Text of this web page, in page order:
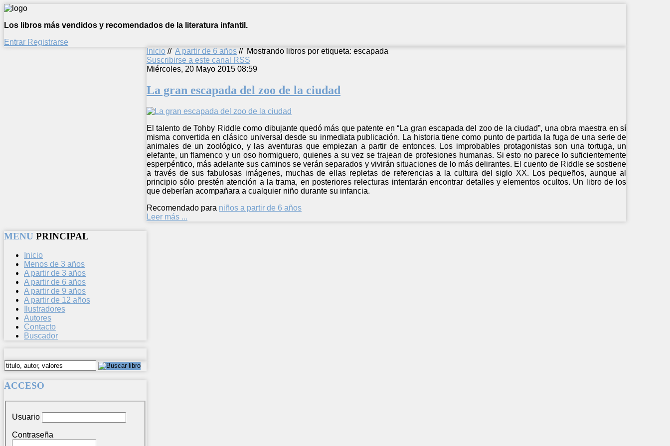
Los libros más vendidos y recomendados de la literatura infantil.
Entrar Registrarse
Inicio // A partir de 6 años // Mostrando libros por etiqueta: escapada
Suscribirse a este canal RSS
Miércoles, 20 Mayo 2015 08:59
La gran escapada del zoo de la ciudad
El talento de Tohby Riddle como dibujante quedó más que patente en “La gran escapada del zoo de la ciudad”, una obra maestra en sí
misma convertida en clásico universal desde su inmediata publicación. La historia tiene como punto de partida la fuga de una serie de
animales de un zoológico, y las aventuras que empiezan a partir de entonces. Los improbables protagonistas son una tortuga, un
elefante, un flamenco y un oso hormiguero, quienes a su vez se trajean de profesiones humanas. Si esto no parece lo suficientemente
esperpéntico, más adelante sus caminos se verán separados y vivirán situaciones de lo más delirantes. El cuento de Riddle se sostiene
a través de sus fabulosas imágenes, muchas de ellas repletas de referencias a la cultura del siglo XX. Los pequeños, aunque al
principio sólo prestén atención a la trama, en posteriores relecturas intentarán encontrar detalles y elementos ocultos. Un libro de los
que deberían acompañara a cualquier niño durante su infancia.
Recomendado para niños a partir de 6 años
Leer más ...
MENU PRINCIPAL
Inicio
Menos de 3 años
A partir de 3 años
A partir de 6 años
A partir de 9 años
A partir de 12 años
Ilustradores
Autores
Contacto
Buscador
ACCESO
Usuario
Contraseña